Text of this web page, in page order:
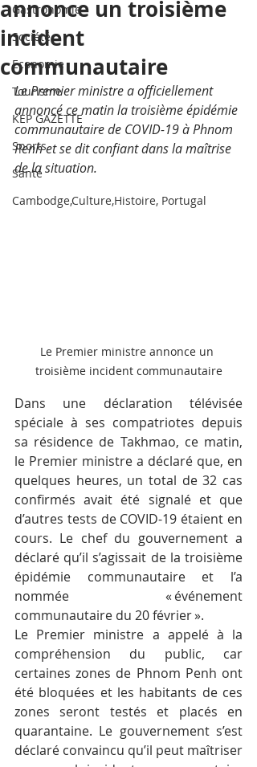
Gastronomie
Société
Economie
Tourisme
KEP GAZETTE
Sports
Santé
Cambodge,Culture,Histoire, Portugal
annonce un troisième
incident
communautaire
Le Premier ministre a officiellement
annoncé ce matin la troisième épidémie
communautaire de COVID-19 à Phnom
Penh et se dit confiant dans la maîtrise
de la situation.
Le Premier ministre annonce un
troisième incident communautaire
Dans une déclaration télévisée
spéciale à ses compatriotes depuis
sa résidence de Takhmao, ce matin,
le Premier ministre a déclaré que, en
quelques heures, un total de 32 cas
confirmés avait été signalé et que
d’autres tests de COVID-19 étaient en
cours. Le chef du gouvernement a
déclaré qu’il s’agissait de la troisième
épidémie communautaire et l’a
nommée « événement
communautaire du 20 février ».
Le Premier ministre a appelé à la
compréhension du public, car
certaines zones de Phnom Penh ont
été bloquées et les habitants de ces
zones seront testés et placés en
quarantaine. Le gouvernement s’est
déclaré convaincu qu’il peut maîtriser